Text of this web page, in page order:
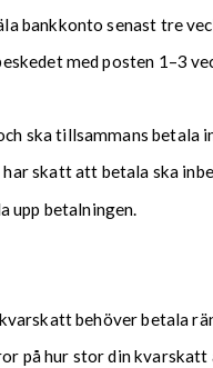
bankkonto senast tre
med posten 1–3
ska tillsammans betala
skatt att betala ska
upp betalningen.
behöver betala
på hur stor din